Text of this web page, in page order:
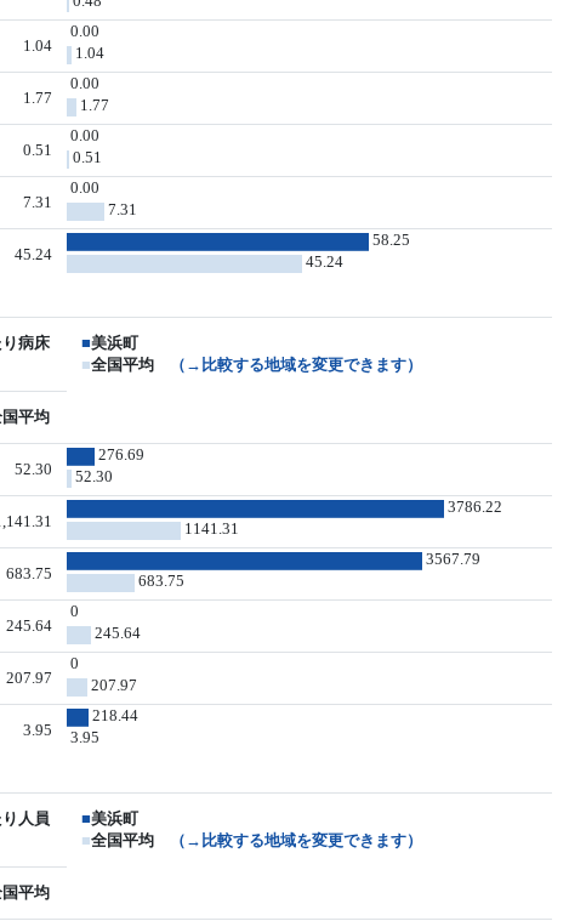
1.04
0.00
1.04
1.77
0.00
1.77
0.51
0.00
0.51
7.31
0.00
7.31
45.24
58.25
45.24
病床
■美浜町
■全国平均 （→比較する地域を変更できます）
国平均
52.30
276.69
52.30
3786.22
1141.31
683.75
3567.79
683.75
245.64
0
245.64
207.97
0
207.97
3.95
218.44
3.95
人員
■美浜町
■全国平均 （→比較する地域を変更できます）
国平均